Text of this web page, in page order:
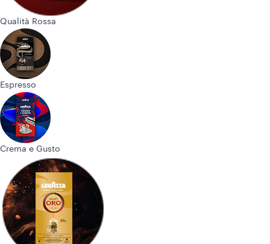
Qualità Rossa
Espresso
Crema e Gusto